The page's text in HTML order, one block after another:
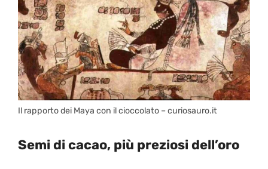
Il rapporto dei Maya con il cioccolato – curiosauro.it
Semi di cacao, più preziosi dell’oro